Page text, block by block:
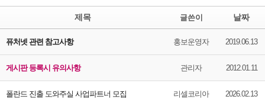
제목 글쓴이 날짜
퓨처넷 관련 참고사항 홍보운영자 2019.06.13
게시판 등록시 유의사항 관리자 2012.01.11
폴란드 진출 도와주실 사업파트너 모집 리셀코리아 2026.02.13